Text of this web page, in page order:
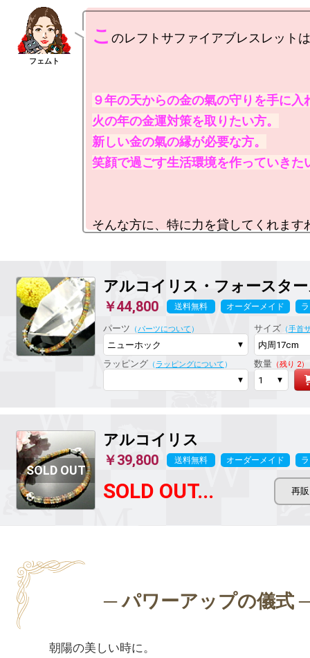
こ のレフトサファイアブレスレット
９年の天からの金の氣の守りを手に入
火の年の金運対策を取りたい方。
新しい金の氣の縁が必要な方。
笑顔で過ごす生活環境を作っていきた
アルコイリス・フォースタ
￥44,800 送料無料 オーダーメイド
パーツ （パーツについて ） サイズ （手首
ラッピング （ ラッピングについて ） 数量（残り 2）
アルコイリス
￥39,800 送料無料 オーダーメイド
SOLD OUT...
朝陽の美しい時に。